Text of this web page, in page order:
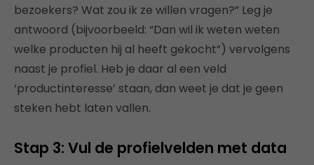
bezoekers? Wat zou ik ze willen vragen?” Leg je
antwoord (bijvoorbeeld: “Dan wil ik weten weten
welke producten hij al heeft gekocht”) vervolgens
naast je profiel. Heb je daar al een veld
‘productinteresse’ staan, dan weet je dat je geen
steken hebt laten vallen.
Stap 3: Vul de profielvelden met data